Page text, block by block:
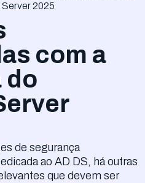
2025
com a
do
de segurança
ao AD DS, há outras
que devem ser